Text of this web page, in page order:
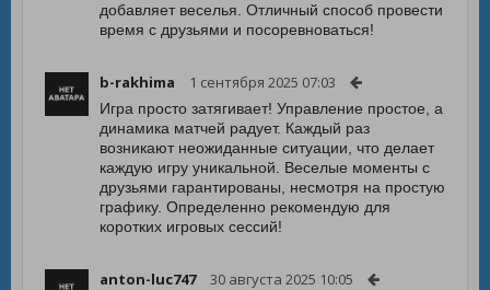
добавляет веселья. Отличный способ провести
время с друзьями и посоревноваться!
b-rakhima 1 сентября 2025 07:03
Игра просто затягивает! Управление простое, а
динамика матчей радует. Каждый раз
возникают неожиданные ситуации, что делает
каждую игру уникальной. Веселые моменты с
друзьями гарантированы, несмотря на простую
графику. Определенно рекомендую для
коротких игровых сессий!
anton-luc747 30 августа 2025 10:05